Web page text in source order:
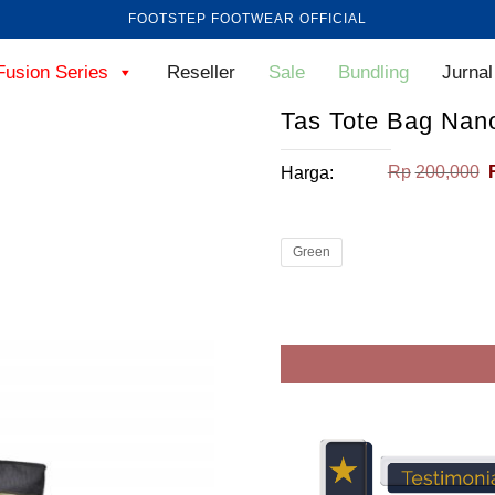
FOOTSTEP FOOTWEAR OFFICIAL
Series Reseller Sale Bundling Jurnal
Tas Tote Bag
Harga: Rp 200,000
Green